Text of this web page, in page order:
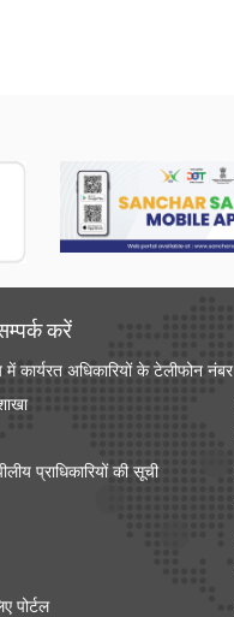
करें
कार्यरत अधिकारियों के टेलीफोन नंबर
प्राधिकारियों की सूची
पोर्टल